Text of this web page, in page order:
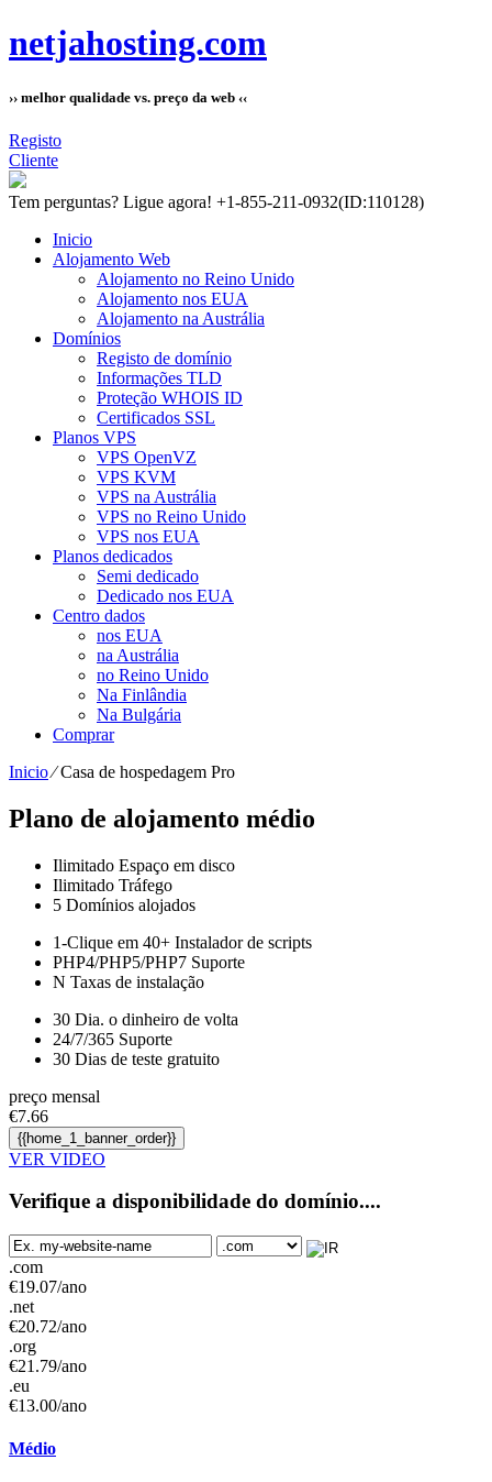
netjahosting.com
›› melhor qualidade vs. preço da web ‹‹
Registo
Cliente
Tem perguntas? Ligue agora! +1-855-211-0932(ID:110128)
Inicio
Alojamento Web
Alojamento no Reino Unido
Alojamento nos EUA
Alojamento na Austrália
Domínios
Registo de domínio
Informações TLD
Proteção WHOIS ID
Certificados SSL
Planos VPS
VPS OpenVZ
VPS KVM
VPS na Austrália
VPS no Reino Unido
VPS nos EUA
Planos dedicados
Semi dedicado
Dedicado nos EUA
Centro dados
nos EUA
na Austrália
no Reino Unido
Na Finlândia
Na Bulgária
Comprar
Inicio⁄Casa de hospedagem Pro
Plano de alojamento médio
Ilimitado Espaço em disco
Ilimitado Tráfego
5 Domínios alojados
1-Clique em 40+ Instalador de scripts
PHP4/PHP5/PHP7 Suporte
N Taxas de instalação
30 Dia. o dinheiro de volta
24/7/365 Suporte
30 Dias de teste gratuito
preço mensal
€7.66
{{home_1_banner_order}}
VER VIDEO
Verifique a disponibilidade do domínio....
.com
€19.07/ano
.net
€20.72/ano
.org
€21.79/ano
.eu
€13.00/ano
Médio